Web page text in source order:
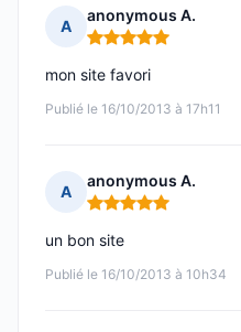
A
anonymous A.
Note : 5 sur 5
Publié le 16/10/2013 à 17h11
mon site favori
A
anonymous A.
Note : 5 sur 5
Publié le 16/10/2013 à 10h34
un bon site